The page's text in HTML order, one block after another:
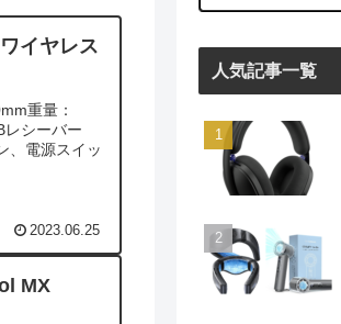
イヤレス
重量：
レシーバー
、電源スイッ
2023.06.25
MX
人気記事一覧